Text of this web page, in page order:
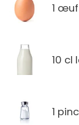
1 œuf
10 cl
1